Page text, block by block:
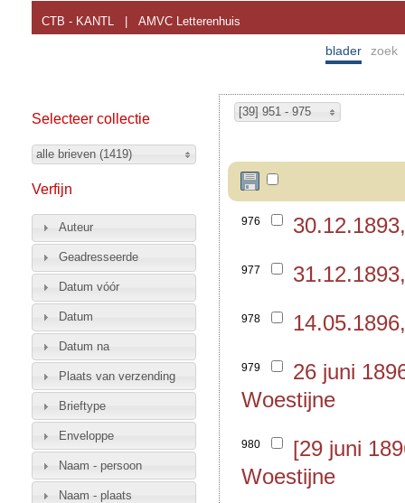
CTB - KANTL AMVC Letterenhuis
blader zoek
[39] 951 - 975
976
977
978
979
26 juni
Woestijne
980
[29 juni
Woestijne
Selecteer collectie
alle brieven (1419)
Verfijn
Auteur
Geadresseerde
Datum vóór
Datum
Datum na
Plaats van verzending
Brieftype
Enveloppe
Naam - persoon
Naam - plaats